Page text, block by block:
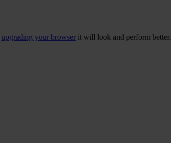
upgrading your browser it will look and perform better.